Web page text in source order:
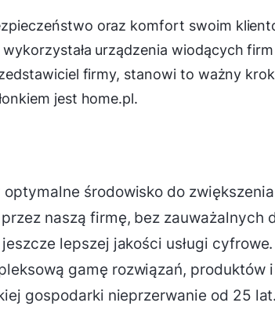
oraz komfort swoim
urządzenia wiodących
firmy, stanowi to ważny
jest home.pl.
środowisko do
naszą firmę, bez zauważalnych
lepszej jakości usługi
gamę rozwiązań, produktów
gospodarki nieprzerwanie od 25